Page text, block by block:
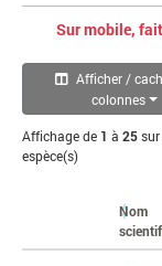
Sur mobile,
Afficher /
colonnes
Affichage de 1 à 25sur
espèce(s)
Nom